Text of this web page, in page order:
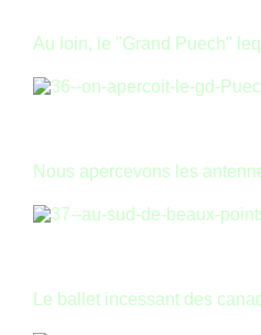
Au loin, le "Grand Puech"
Nous apercevons les
Le ballet incessant des